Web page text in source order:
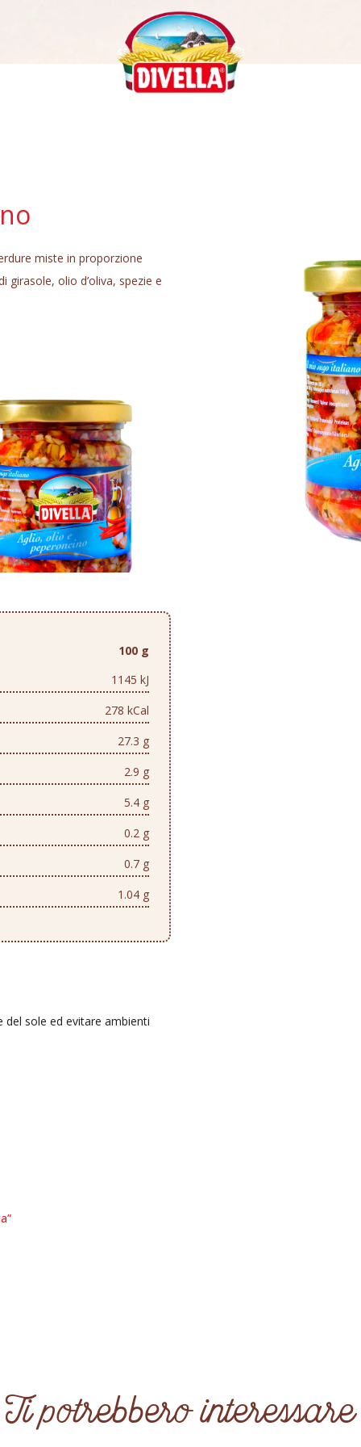
miste in proporzione
girasole, olio d’oliva, spezie e
100 g
1145 kJ
278 kCal
27.3 g
2.9 g
5.4 g
0.2 g
0.7 g
1.04 g
del sole ed evitare ambienti
Ti potrebbero interessare